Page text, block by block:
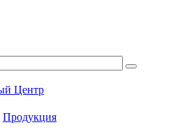
Продукция